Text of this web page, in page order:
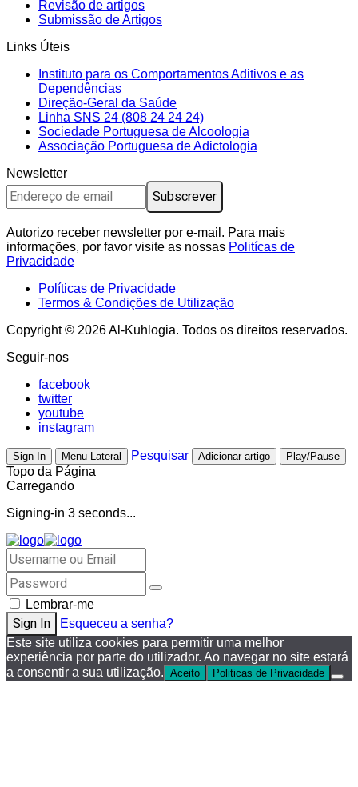
Revisão de artigos
Submissão de Artigos
Links Úteis
Instituto para os Comportamentos Aditivos e as
Dependências
Direção-Geral da Saúde
Linha SNS 24 (808 24 24 24)
Sociedade Portuguesa de Alcoologia
Associação Portuguesa de Adictologia
Newsletter
Autorizo ​​receber newsletter por e-mail. Para mais
informações, por favor visite as nossas Politícas de
Privacidade
Políticas de Privacidade
Termos & Condições de Utilização
Copyright © 2026 Al-Kuhlogia. Todos os direitos reservados.
Seguir-nos
facebook
twitter
youtube
instagram
Sign In Menu Lateral Pesquisar Adicionar artigo Play/Pause
Topo da Página
Carregando
Signing-in 3 seconds...
Lembrar-me
Esqueceu a senha?
Este site utiliza cookies para permitir uma melhor
experiência por parte do utilizador. Ao navegar no site estará
a consentir a sua utilização. Aceito Politicas de Privacidade